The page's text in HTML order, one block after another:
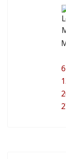
6